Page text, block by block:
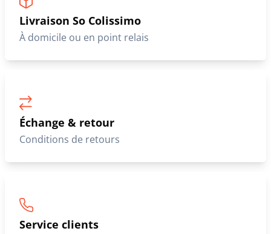
Livraison So Colissimo
À domicile ou en point relais
Échange & retour
Conditions de retours
Service clients